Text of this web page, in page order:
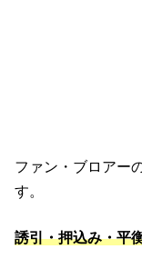
ファン・ブロアー
す。
誘引・押込み・平